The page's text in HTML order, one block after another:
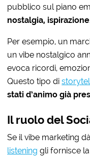
pubblico sul piano
nostalgia, ispirazione
Per esempio, un
un vibe nostalgico
evoca ricordi,
Questo tipo di
stati d’animo già
Il ruolo del
Se il vibe marketing
listening gli fornisce